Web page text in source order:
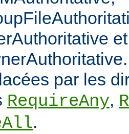
et
par les
RequireAny,
.